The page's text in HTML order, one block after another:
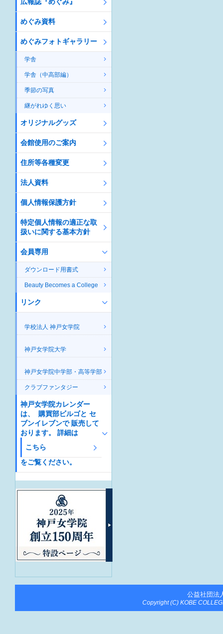
めぐみ資料
めぐみフォトギャラリー
学舎
学舎（中高部編）
季節の写真
継がれゆく思い
オリジナルグッズ
会館使用のご案内
住所等各種変更
法人資料
個人情報保護方針
特定個人情報の適正な取
扱いに関する基本方針
会員専用
ダウンロード用書式
Beauty Becomes a College
リンク
学校法人 神戸女学院
神戸女学院大学
神戸女学院中学部・高等学部
クラブファンタジー
神戸女学院カレンダー
は、 購買部ビルゴと セ
ブンイレブンで 販売して
おります。 詳細は
こちら
をご覧ください。
公益社団法
Copyright (C) KOBE